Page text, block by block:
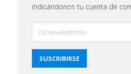
indicándonos tu cuenta de